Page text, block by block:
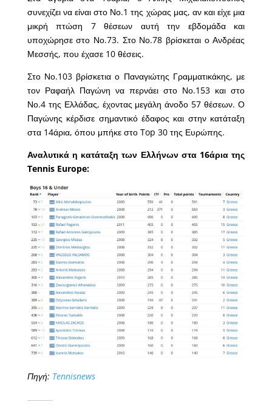
συνεχίζει να είναι στο Νο.1 της χώρας μας, αν και είχε μια
μικρή πτώση 7 θέσεων αυτή την εβδομάδα και
υποχώρησε στο Νο.73. Στο Νο.78 βρίσκεται ο Ανδρέας
Μεσσής, που έχασε 10 θέσεις.
Στο Νο.103 βρίσκετια ο Παναγιώτης Γραμματικάκης, με
τον Ραφαήλ Παγώνη να περνάει στο Νο.153 και στο
Νο.4 της Ελλάδας, έχοντας μεγάλη άνοδο 57 θέσεων. Ο
Παγώνης κέρδισε σημαντικό έδαφος και στην κατάταξη
στα 14άρια, όπου μπήκε στο Top 30 της Ευρώπης.
Αναλυτικά η κατάταξη των Ελλήνων στα 16άρια της
Tennis Europe:
Πηγή: Tennisnews